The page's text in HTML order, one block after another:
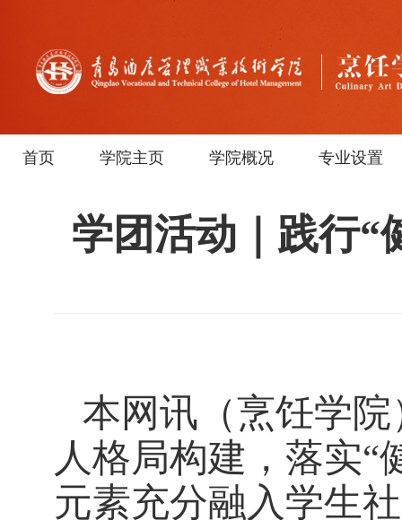
首页 学院主页 学院概况 专业设置
学团活动｜践行“
本网讯 （烹饪学
人格局构建，落实“
元素充分融入学生